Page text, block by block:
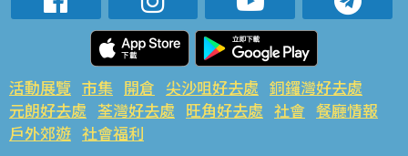
活動展覽 市集 開倉 尖沙咀好去處 銅鑼灣好去處
元朗好去處 荃灣好去處 旺角好去處 社會 餐廳情報
戶外郊遊 社會福利